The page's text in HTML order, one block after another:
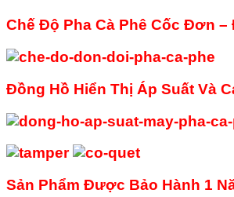
Chế Độ Pha Cà Phê Cốc Đơn –
Đồng Hồ Hiển Thị Áp Suất Và
Sản Phẩm Được Bảo Hành 1